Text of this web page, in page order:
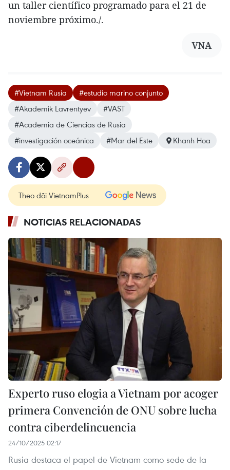
un taller científico programado para el 21 de
noviembre próximo./.
VNA
#Vietnam Rusia
#estudio marino conjunto
#Akademik Lavrentyev
#VAST
#Academia de Ciencias de Rusia
#investigación oceánica
#Mar del Este Khanh Hoa
Theo dõi VietnamPlus
NOTICIAS RELACIONADAS
Experto ruso elogia a Vietnam por acoger
primera Convención de ONU sobre lucha
contra ciberdelincuencia
24/10/2025 02:17
Rusia destaca el papel de Vietnam como sede de la